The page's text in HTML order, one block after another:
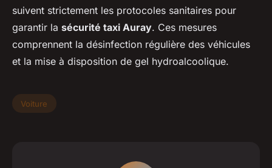
suivent strictement les protocoles sanitaires pour
garantir la sécurité taxi Auray. Ces mesures
comprennent la désinfection régulière des véhicules
et la mise à disposition de gel hydroalcoolique.
Voiture